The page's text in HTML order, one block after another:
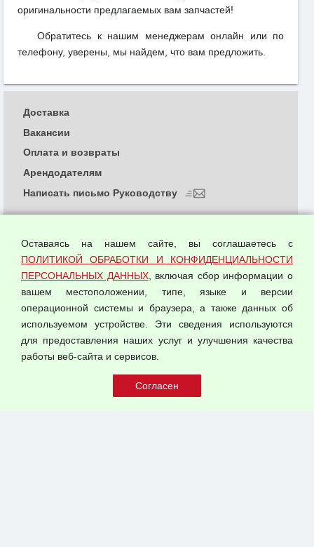
оригинальности предлагаемых вам запчастей!
Обратитесь к нашим менеджерам онлайн или по
телефону, уверены, мы найдем, что вам предложить.
© 2026 ООО "Феникс"
Политика обработки и конфиденциальности
персональных данных
Согласием на обработку персональных данных
Оферта оптовой купли-продажи
Публичная оферта
Доставка
Вакансии
Оплата и возвраты
Арендодателям
Написать письмо Руководству
Оставаясь на нашем сайте, вы соглашаетесь с
ПОЛИТИКОЙ ОБРАБОТКИ И КОНФИДЕНЦИАЛЬНОСТИ
ПЕРСОНАЛЬНЫХ ДАННЫХ, включая сбор информации о
вашем местоположении, типе, языке и версии
операционной системы и браузера, а также данных об
используемом устройстве. Эти сведения используются
для предоставления наших услуг и улучшения качества
работы веб-сайта и сервисов.